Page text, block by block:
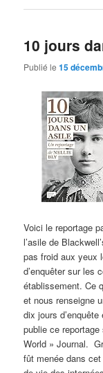
10 jours
Publié le15
Voici le reportage
l’asile de
pas froid aux yeux
d’enquêter sur les
établissement. Ce
et nous renseigne
dix jours
publie ce
World » Journal.
fût menée dans